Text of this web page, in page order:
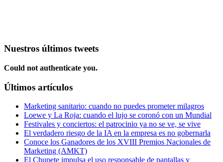
Nuestros últimos tweets
Could not authenticate you.
Últimos artículos
Marketing sanitario: cuando no puedes prometer milagros
Loewe y La Roja: cuando el lujo se coronó con un Mundial
Festivales y conciertos: el patrocinio ya no se ve, se vive
El verdadero riesgo de la IA en la empresa es no gobernarla
Conoce los Ganadores de los XVIII Premios Nacionales de
Marketing (AMKT)
El Chupete impulsa el uso responsable de pantallas y